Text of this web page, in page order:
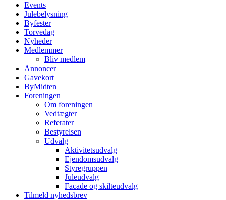
Events
Julebelysning
Byfester
Torvedag
Nyheder
Medlemmer
Bliv medlem
Annoncer
Gavekort
ByMidten
Foreningen
Om foreningen
Vedtægter
Referater
Bestyrelsen
Udvalg
Aktivitetsudvalg
Ejendomsudvalg
Styregruppen
Juleudvalg
Facade og skilteudvalg
Tilmeld nyhedsbrev